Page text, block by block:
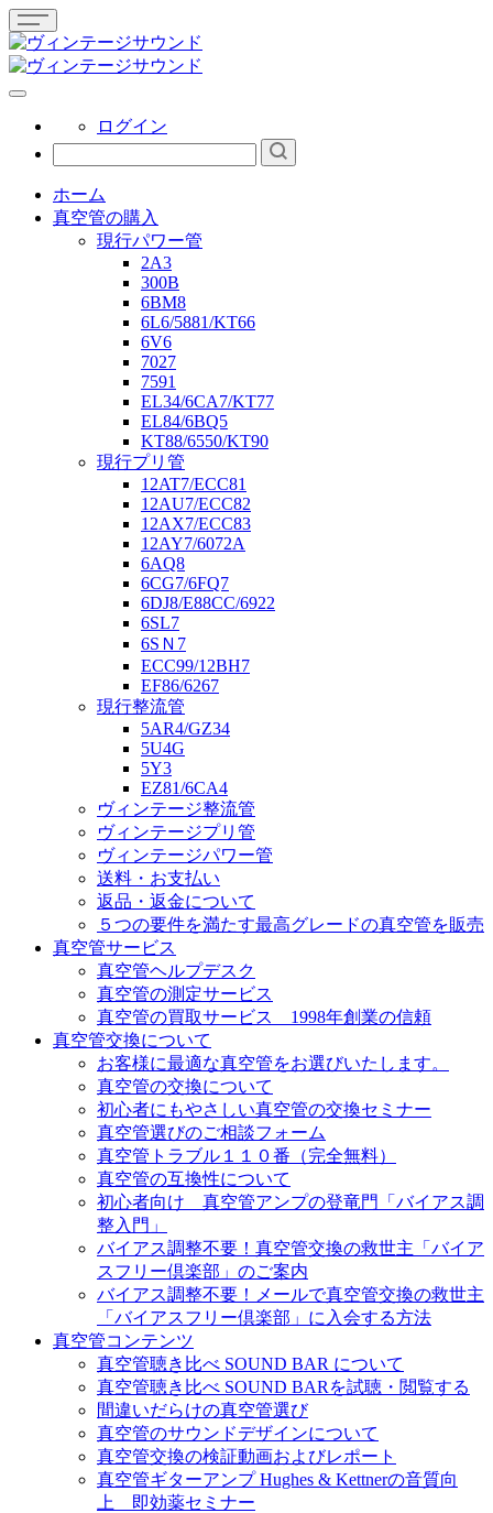
ログイン
ホーム
真空管の購入
現行パワー管
2A3
300B
6BM8
6L6/5881/KT66
6V6
7027
7591
EL34/6CA7/KT77
EL84/6BQ5
KT88/6550/KT90
現行プリ管
12AT7/ECC81
12AU7/ECC82
12AX7/ECC83
12AY7/6072A
6AQ8
6CG7/6FQ7
6DJ8/E88CC/6922
6SL7
6SＮ7
ECC99/12BH7
EF86/6267
現行整流管
5AR4/GZ34
5U4G
5Y3
EZ81/6CA4
ヴィンテージ整流管
ヴィンテージプリ管
ヴィンテージパワー管
送料・お支払い
返品・返金について
５つの要件を満たす最高グレードの真空管を販売
真空管サービス
真空管ヘルプデスク
真空管の測定サービス
真空管の買取サービス 1998年創業の信頼
真空管交換について
お客様に最適な真空管をお選びいたします。
真空管の交換について
初心者にもやさしい真空管の交換セミナー
真空管選びのご相談フォーム
真空管トラブル１１０番（完全無料）
真空管の互換性について
初心者向け 真空管アンプの登竜門「バイアス調
整入門」
バイアス調整不要！真空管交換の救世主「バイア
スフリー倶楽部」のご案内
バイアス調整不要！メールで真空管交換の救世主
「バイアスフリー倶楽部」に入会する方法
真空管コンテンツ
真空管聴き比べ SOUND BAR について
真空管聴き比べ SOUND BARを試聴・閲覧する
間違いだらけの真空管選び
真空管のサウンドデザインについて
真空管交換の検証動画およびレポート
真空管ギターアンプ Hughes & Kettnerの音質向
上 即効薬セミナー